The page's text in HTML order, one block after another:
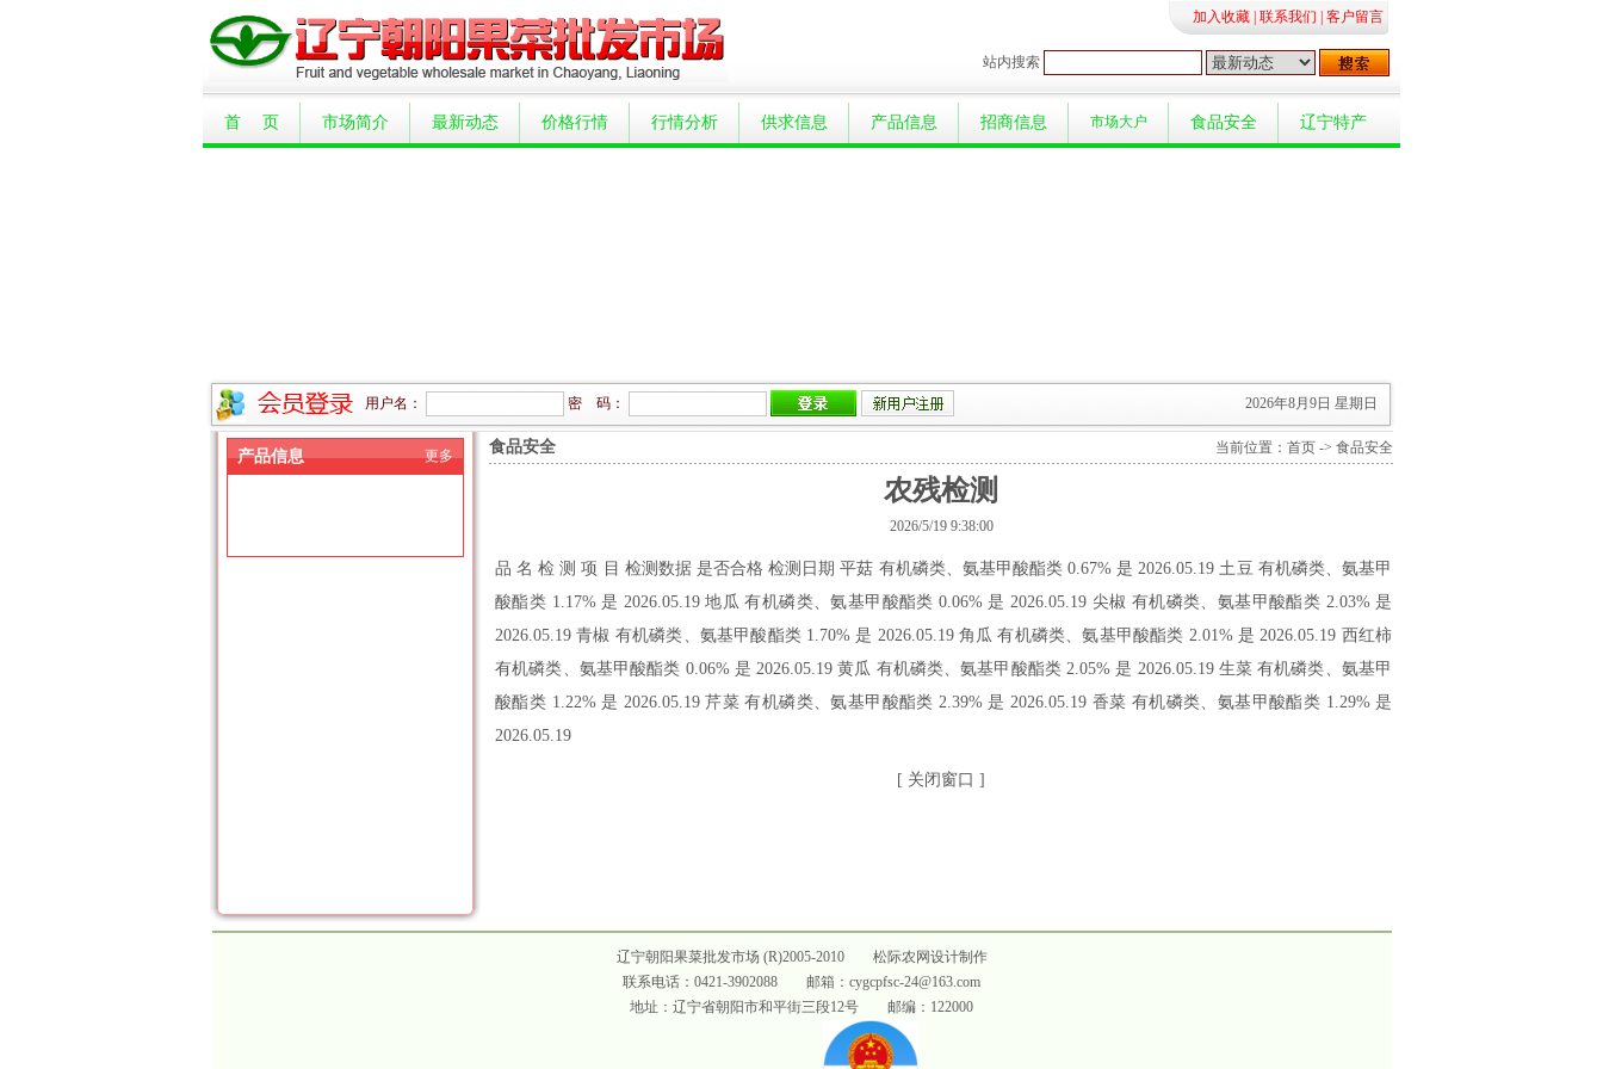
加入收藏 联系我们 客户留言
站内搜索
首 页 市场简介 最新动态 价格行情 行情分析 供求信息 产品信息 招商信息 市场大户 食品安全 辽宁特产
用户名： 密 码： 2026年8月9日 星期日
产品信息 更多 食品安全 当前位置： 首页 -> 食品安全
农残检测
2026/5/19 9:38:00
品 名 检 测 项 目 检测数据 是否合格 检测日期 平菇 有机磷类、氨基甲酸酯类 0.67% 是 2026.05.19 土豆 有机磷类、氨基甲
酸酯类 1.17% 是 2026.05.19 地瓜 有机磷类、氨基甲酸酯类 0.06% 是 2026.05.19 尖椒 有机磷类、氨基甲酸酯类 2.03% 是
2026.05.19 青椒 有机磷类、氨基甲酸酯类 1.70% 是 2026.05.19 角瓜 有机磷类、氨基甲酸酯类 2.01% 是 2026.05.19 西红柿
有机磷类、氨基甲酸酯类 0.06% 是 2026.05.19 黄瓜 有机磷类、氨基甲酸酯类 2.05% 是 2026.05.19 生菜 有机磷类、氨基甲
酸酯类 1.22% 是 2026.05.19 芹菜 有机磷类、氨基甲酸酯类 2.39% 是 2026.05.19 香菜 有机磷类、氨基甲酸酯类 1.29% 是
2026.05.19
[ 关闭窗口 ]
辽宁朝阳果菜批发市场 (R)2005-2010 松际农网设计制作
联系电话：0421-3902088 邮箱：cygcpfsc-24@163.com
地址：辽宁省朝阳市和平街三段12号 邮编：122000